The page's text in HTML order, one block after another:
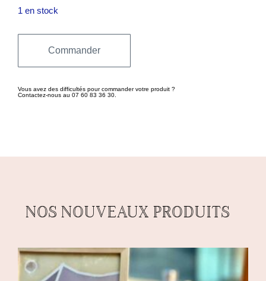
1 en stock
Commander
Vous avez des difficultés pour commander votre produit ?
Contactez-nous au 07 60 83 36 30.
NOS NOUVEAUX PRODUITS